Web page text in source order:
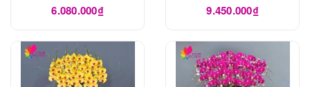
6.080.000₫ 9.450.000₫